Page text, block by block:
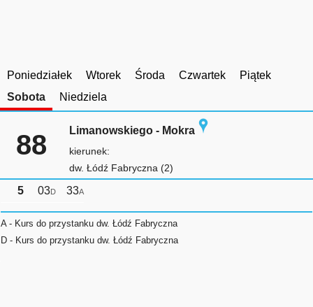
Poniedziałek Wtorek Środa Czwartek
Piątek
Sobota
Niedziela
88 Limanowskiego - Mokra
kierunek:
dw. Łódź Fabryczna (2)
5 03D 33A
A - Kurs do przystanku dw. Łódź Fabryczna
D - Kurs do przystanku dw. Łódź Fabryczna